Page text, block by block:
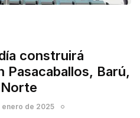
construirá
Pasacaballos, Barú,
enero de 2025